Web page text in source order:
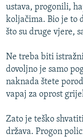
ustava, progonili,
koljačima. Bio je to
što su druge vjere,
Ne treba biti
dovoljno je samo
naknada štete
vapaj za oprost
Zato je teško
država. Progon